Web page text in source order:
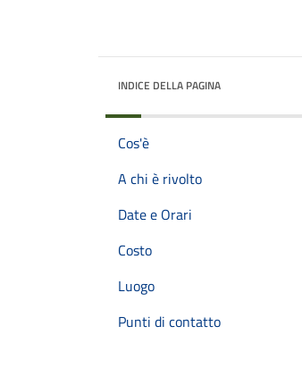
INDICE DELLA PAGINA
Cos'è
A chi è rivolto
Date e Orari
Costo
Luogo
Punti di contatto